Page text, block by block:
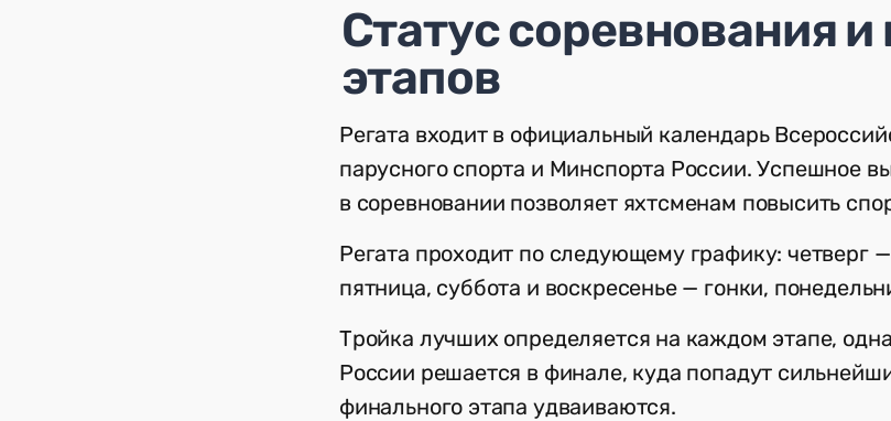
Статус соревнования и
этапов
Регата входит в официальный календарь
парусного спорта и Минспорта России. Успешное
в соревновании позволяет яхтсменам повысить
Регата проходит по следующему графику: четверг
пятница, суббота и воскресенье — гонки,
Тройка лучших определяется на каждом этапе,
России решается в финале, куда попадут
финального этапа удваиваются.